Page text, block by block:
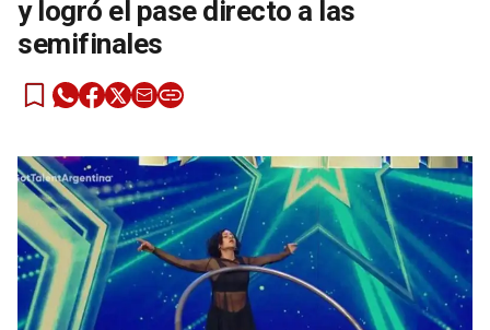
y logró el pase directo a las
semifinales